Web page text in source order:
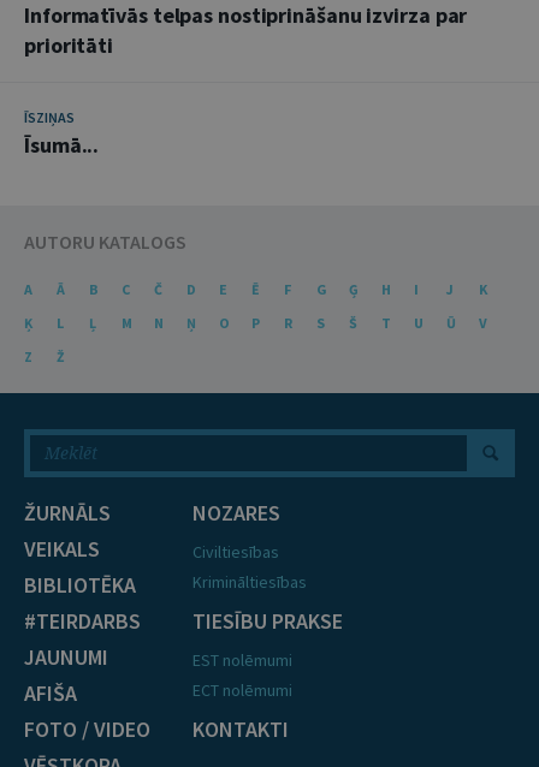
Informatīvās telpas nostiprināšanu izvirza par
prioritāti
ĪSZIŅAS
Īsumā...
AUTORU KATALOGS
A Ā B C Č D E Ē F G Ģ H I J
K
Ķ
L Ļ M N Ņ O P R S Š T U Ū
V
Z
Ž
ŽURNĀLS
VEIKALS
BIBLIOTĒKA
#TEIRDARBS
JAUNUMI
AFIŠA
FOTO / VIDEO
NOZARES
Civiltiesības
Krimināltiesības
TIESĪBU PRAKSE
EST nolēmumi
ECT nolēmumi
KONTAKTI